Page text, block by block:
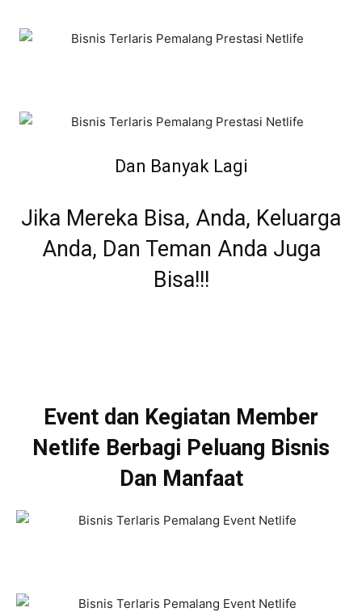
Dan Banyak Lagi
Jika Mereka Bisa, Anda, Keluarga
Anda, Dan Teman Anda Juga
Bisa!!!
Event dan Kegiatan Member
Netlife Berbagi Peluang Bisnis
Dan Manfaat